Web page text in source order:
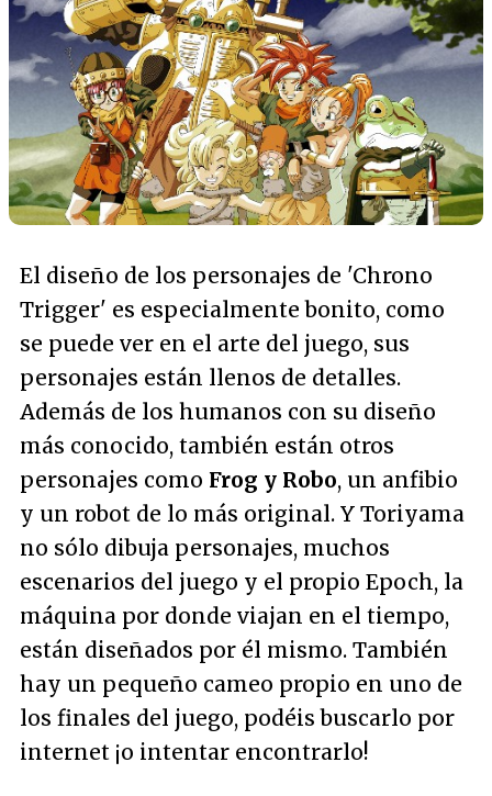
El diseño de los personajes de 'Chrono
Trigger' es especialmente bonito, como
se puede ver en el arte del juego, sus
personajes están llenos de detalles.
Además de los humanos con su diseño
más conocido, también están otros
personajes como Frog y Robo, un anfibio
y un robot de lo más original. Y Toriyama
no sólo dibuja personajes, muchos
escenarios del juego y el propio Epoch, la
máquina por donde viajan en el tiempo,
están diseñados por él mismo. También
hay un pequeño cameo propio en uno de
los finales del juego, podéis buscarlo por
internet ¡o intentar encontrarlo!